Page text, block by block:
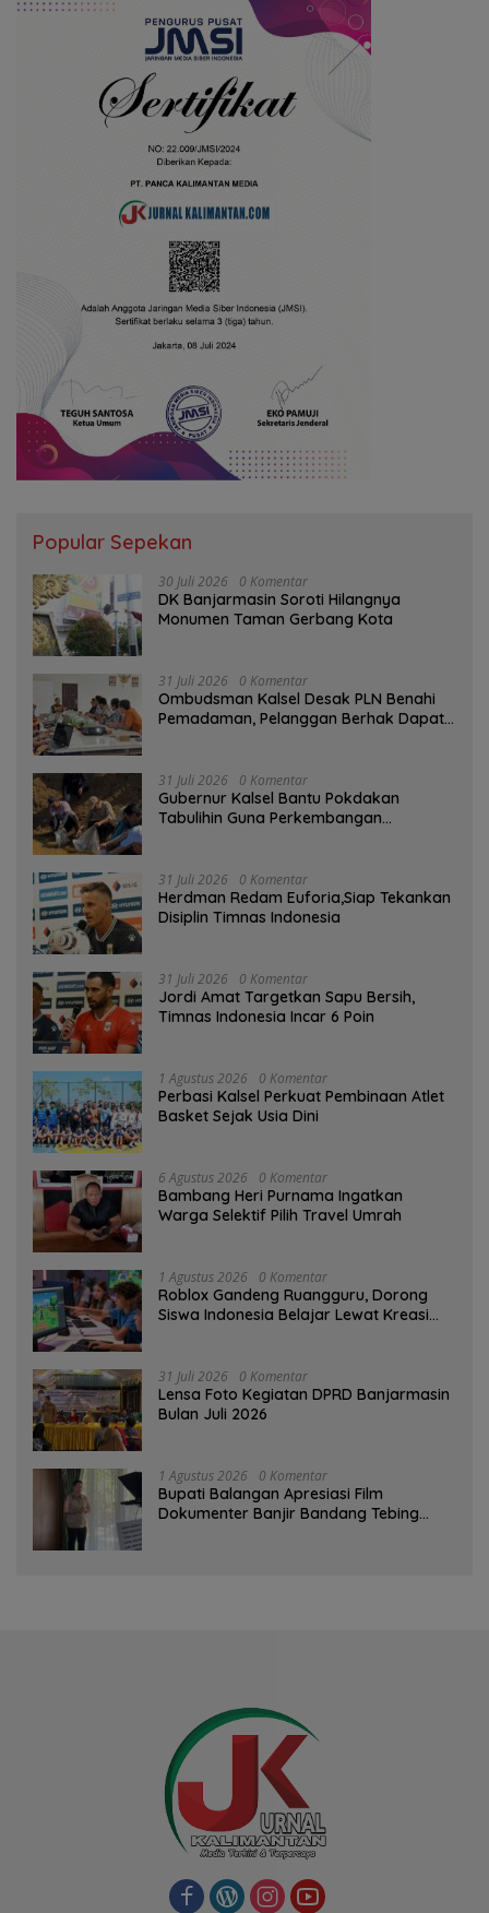
Popular Sepekan
30 Juli 2026 0 Komentar
DK Banjarmasin Soroti Hilangnya
Monumen Taman Gerbang Kota
31 Juli 2026 0 Komentar
Ombudsman Kalsel Desak PLN Benahi
Pemadaman, Pelanggan Berhak Dapat
31 Juli 2026 0 Komentar
Gubernur Kalsel Bantu Pokdakan
Tabulihin Guna Perkembangan
31 Juli 2026 0 Komentar
Herdman Redam Euforia,Siap Tekankan
Disiplin Timnas Indonesia
31 Juli 2026 0 Komentar
Jordi Amat Targetkan Sapu Bersih,
Timnas Indonesia Incar 6 Poin
1 Agustus 2026 0 Komentar
Perbasi Kalsel Perkuat Pembinaan Atlet
Basket Sejak Usia Dini
6 Agustus 2026 0 Komentar
Bambang Heri Purnama Ingatkan
Warga Selektif Pilih Travel Umrah
1 Agustus 2026 0 Komentar
Roblox Gandeng Ruangguru, Dorong
Siswa Indonesia Belajar Lewat Kreasi
31 Juli 2026 0 Komentar
Lensa Foto Kegiatan DPRD Banjarmasin
Bulan Juli 2026
1 Agustus 2026 0 Komentar
Bupati Balangan Apresiasi Film
Dokumenter Banjir Bandang Tebing